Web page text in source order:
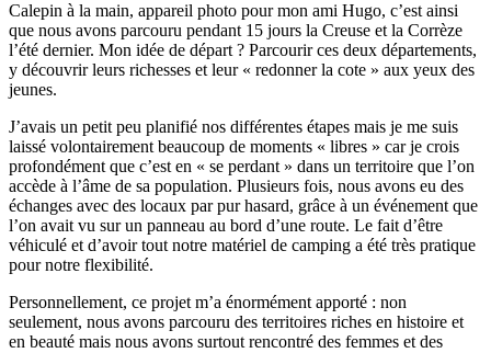
Calepin à la main, appareil photo pour mon ami Hugo, c’est ainsi
que nous avons parcouru pendant 15 jours la Creuse et la Corrèze
l’été dernier. Mon idée de départ ? Parcourir ces deux départements,
y découvrir leurs richesses et leur « redonner la cote » aux yeux des
jeunes.
J’avais un petit peu planifié nos différentes étapes mais je me suis
laissé volontairement beaucoup de moments « libres » car je crois
profondément que c’est en « se perdant » dans un territoire que l’on
accède à l’âme de sa population. Plusieurs fois, nous avons eu des
échanges avec des locaux par pur hasard, grâce à un événement que
l’on avait vu sur un panneau au bord d’une route. Le fait d’être
véhiculé et d’avoir tout notre matériel de camping a été très pratique
pour notre flexibilité.
Personnellement, ce projet m’a énormément apporté : non
seulement, nous avons parcouru des territoires riches en histoire et
en beauté mais nous avons surtout rencontré des femmes et des